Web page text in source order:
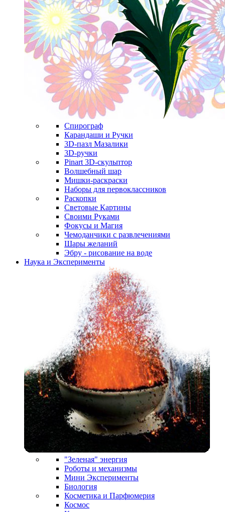
Спирограф
Карандаши и Ручки
3D-пазл Мазалики
3D-ручки
Pinart 3D-скульптор
Волшебный шар
Мишки-раскраски
Наборы для первоклассников
Раскопки
Световые Картины
Своими Руками
Фокусы и Магия
Чемоданчики с развлечениями
Шары желаний
Эбру - рисование на воде
Наука и Эксперименты
"Зеленая" энергия
Роботы и механизмы
Мини Эксперименты
Биология
Косметика и Парфюмерия
Космос